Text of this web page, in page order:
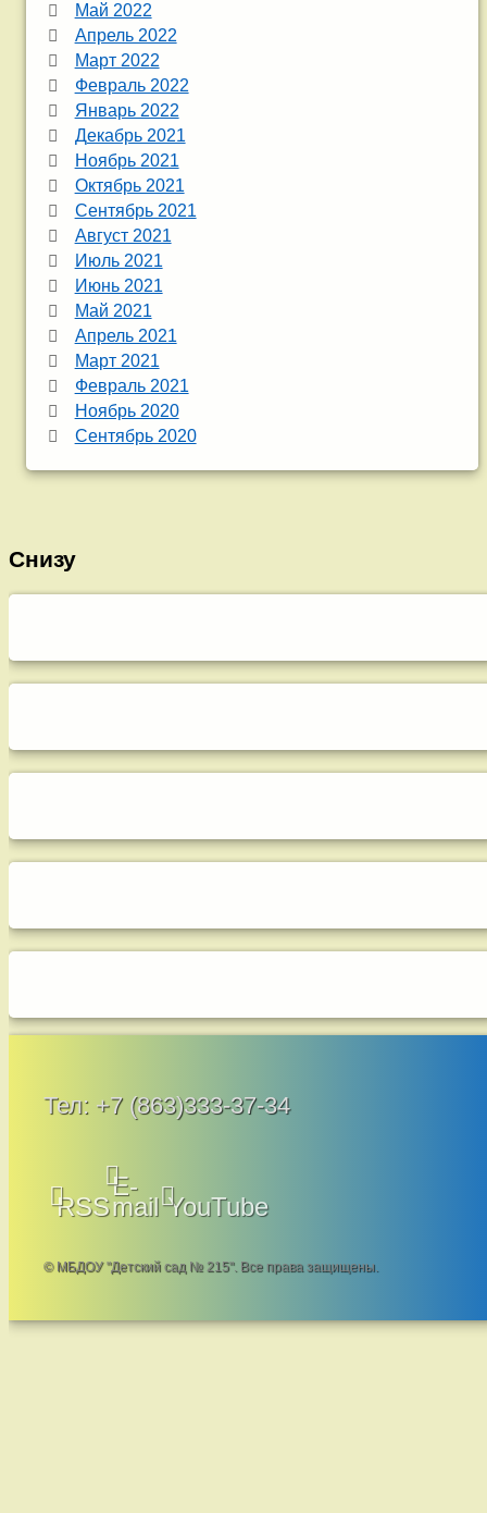
Май 2022
Апрель 2022
Март 2022
Февраль 2022
Январь 2022
Декабрь 2021
Ноябрь 2021
Октябрь 2021
Сентябрь 2021
Август 2021
Июль 2021
Июнь 2021
Май 2021
Апрель 2021
Март 2021
Февраль 2021
Ноябрь 2020
Сентябрь 2020
Снизу
Тел: +7 (863)333-37-34
RSS
E-
mail YouTube
© МБДОУ "Детский сад № 215". Все права защищены.